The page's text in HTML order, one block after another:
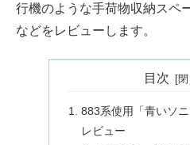
行機のような手荷物収納スペ
などをレビューします。
目次
883系使用「青いソ
レビュー